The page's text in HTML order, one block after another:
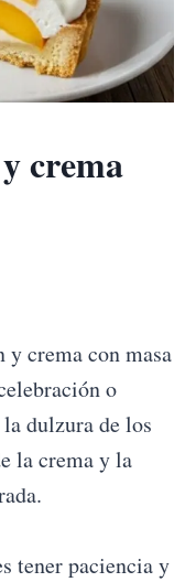
crema
y crema con masa
o
dulzura de los
la crema y la
tener paciencia y